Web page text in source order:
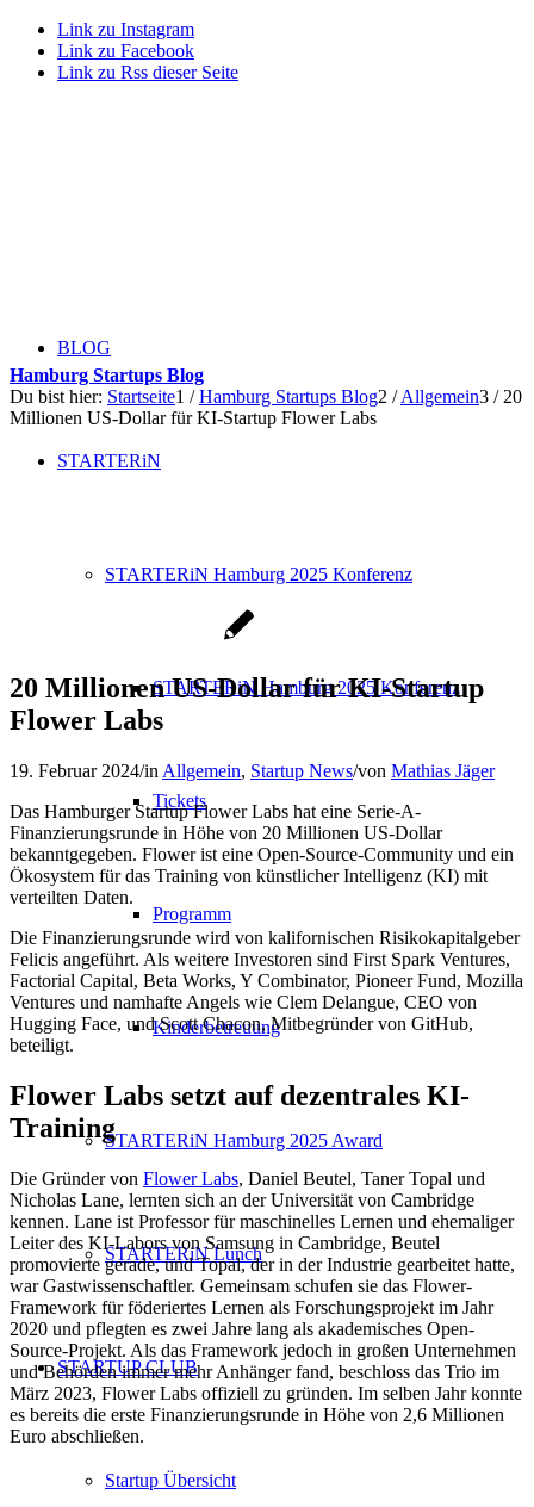
Link zu Instagram
Link zu Facebook
Link zu Rss dieser Seite
BLOG
STARTERiN
STARTERiN Hamburg 2025 Konferenz
STARTERiN Hamburg 2025 Konferenz
Tickets
Programm
Kinderbetreuung
STARTERiN Hamburg 2025 Award
STARTERiN Lunch
STARTUP CLUB
Startup Übersicht
Hamburg Startups Blog
Du bist hier: Startseite1 / Hamburg Startups Blog2 / Allgemein3 / 20
Millionen US-Dollar für KI-Startup Flower Labs
20 Millionen US-Dollar für KI-Startup
Flower Labs
19. Februar 2024/in Allgemein, Startup News/von Mathias Jäger
Das Hamburger Startup Flower Labs hat eine Serie-A-
Finanzierungsrunde in Höhe von 20 Millionen US-Dollar
bekanntgegeben. Flower ist eine Open-Source-Community und ein
Ökosystem für das Training von künstlicher Intelligenz (KI) mit
verteilten Daten.
Die Finanzierungsrunde wird von kalifornischen Risikokapitalgeber
Felicis angeführt. Als weitere Investoren sind First Spark Ventures,
Factorial Capital, Beta Works, Y Combinator, Pioneer Fund, Mozilla
Ventures und namhafte Angels wie Clem Delangue, CEO von
Hugging Face, und Scott Chacon, Mitbegründer von GitHub,
beteiligt.
Flower Labs setzt auf dezentrales KI-
Training
Die Gründer von Flower Labs, Daniel Beutel, Taner Topal und
Nicholas Lane, lernten sich an der Universität von Cambridge
kennen. Lane ist Professor für maschinelles Lernen und ehemaliger
Leiter des KI-Labors von Samsung in Cambridge, Beutel
promovierte gerade, und Topal, der in der Industrie gearbeitet hatte,
war Gastwissenschaftler. Gemeinsam schufen sie das Flower-
Framework für föderiertes Lernen als Forschungsprojekt im Jahr
2020 und pflegten es zwei Jahre lang als akademisches Open-
Source-Projekt. Als das Framework jedoch in großen Unternehmen
und Behörden immer mehr Anhänger fand, beschloss das Trio im
März 2023, Flower Labs offiziell zu gründen. Im selben Jahr konnte
es bereits die erste Finanzierungsrunde in Höhe von 2,6 Millionen
Euro abschließen.